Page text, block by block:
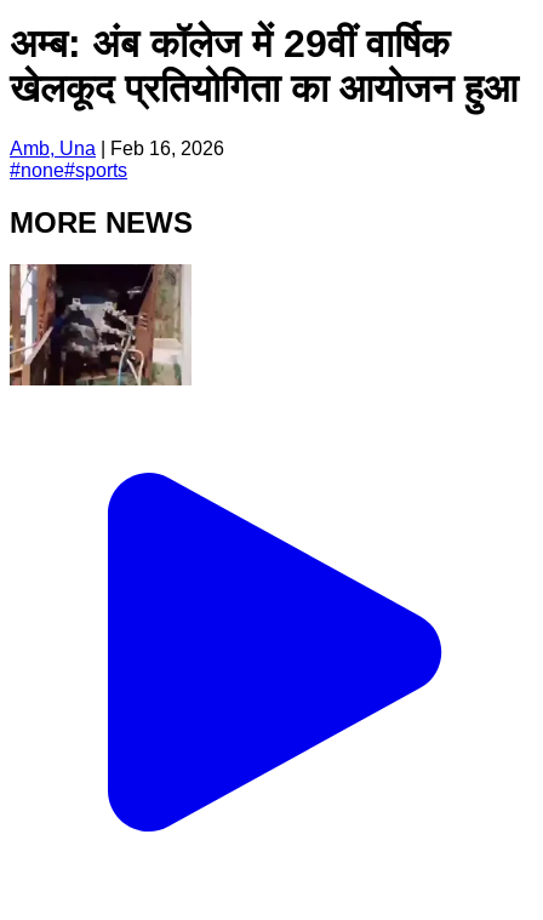
अम्ब: अंब कॉलेज में 29वीं वार्षिक
खेलकूद प्रतियोगिता का आयोजन हुआ
Amb, Una
Feb 16, 2026
#none#sports
MORE NEWS